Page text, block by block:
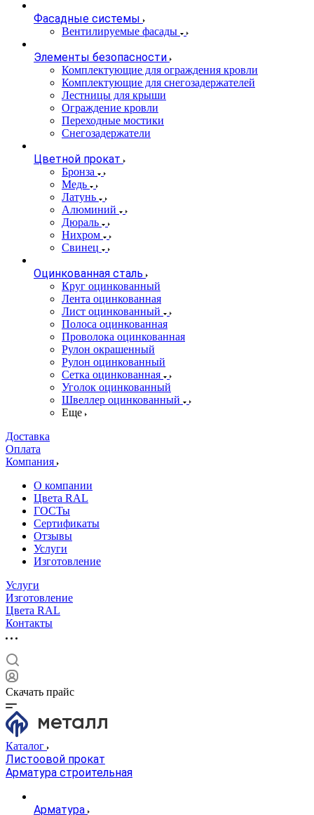
Фасадные системы
Вентилируемые фасады
Элементы безопасности
Комплектующие для ограждения кровли
Комплектующие для снегозадержателей
Лестницы для крыши
Ограждение кровли
Переходные мостики
Снегозадержатели
Цветной прокат
Бронза
Медь
Латунь
Алюминий
Дюраль
Нихром
Свинец
Оцинкованная сталь
Круг оцинкованный
Лента оцинкованная
Лист оцинкованный
Полоса оцинкованная
Проволока оцинкованная
Рулон окрашенный
Рулон оцинкованный
Сетка оцинкованная
Уголок оцинкованный
Швеллер оцинкованный
Еще
Доставка
Оплата
Компания
О компании
Цвета RAL
ГОСТы
Сертификаты
Отзывы
Услуги
Изготовление
Услуги
Изготовление
Цвета RAL
Контакты
Скачать прайс
Каталог
Листоовой прокат
Арматура строительная
Арматура